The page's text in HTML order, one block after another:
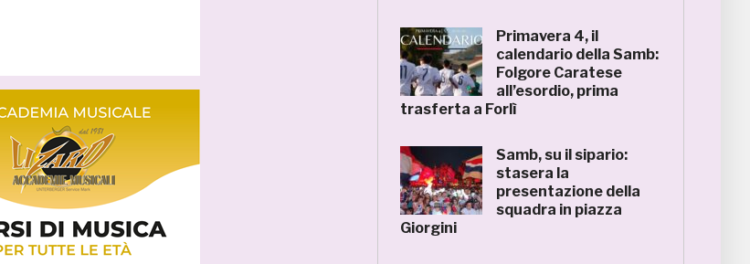
Primavera 4, il
calendario della Samb:
Folgore Caratese
all’esordio, prima
trasferta a Forlì
Samb, su il sipario:
stasera la
presentazione della
squadra in piazza
Giorgini